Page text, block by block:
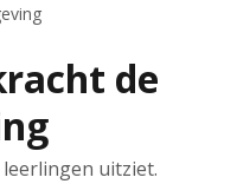
de
uitziet.